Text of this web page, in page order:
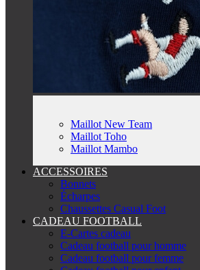
Maillot New Team
Maillot Toho
Maillot Mambo
ACCESSOIRES
Bonnets
Écharpes
Chaussettes Casual Foot
CADEAU FOOTBALL
E-Cartes cadeau
Cadeau football pour homme
Cadeau football pour femme